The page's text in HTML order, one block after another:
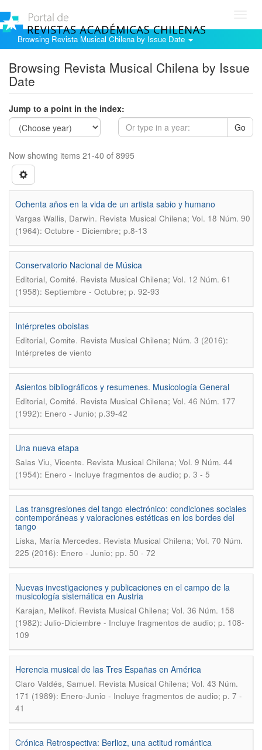
Browsing Revista Musical Chilena by Issue Date
Browsing Revista Musical Chilena by Issue
Date
Jump to a point in the index:
Go
Now showing items 21-40 of 8995
Ochenta años en la vida de un artista sabio y humano
Vargas Wallis, Darwin. Revista Musical Chilena; Vol. 18 Núm. 90
(1964): Octubre - Diciembre; p.8-13
Conservatorio Nacional de Música
Editorial, Comité. Revista Musical Chilena; Vol. 12 Núm. 61
(1958): Septiembre - Octubre; p. 92-93
Intérpretes oboistas
Editorial, Comite. Revista Musical Chilena; Núm. 3 (2016):
Intérpretes de viento
Asientos bibliográficos y resumenes. Musicología General
Editorial, Comité. Revista Musical Chilena; Vol. 46 Núm. 177
(1992): Enero - Junio; p.39-42
Una nueva etapa
Salas Viu, Vicente. Revista Musical Chilena; Vol. 9 Núm. 44
(1954): Enero - Incluye fragmentos de audio; p. 3 - 5
Las transgresiones del tango electrónico: condiciones sociales
contemporáneas y valoraciones estéticas en los bordes del
tango
Liska, María Mercedes. Revista Musical Chilena; Vol. 70 Núm.
225 (2016): Enero - Junio; pp. 50 - 72
Nuevas investigaciones y publicaciones en el campo de la
musicología sistemática en Austria
Karajan, Melikof. Revista Musical Chilena; Vol. 36 Núm. 158
(1982): Julio-Diciembre - Incluye fragmentos de audio; p. 108-
109
Herencia musical de las Tres Españas en América
Claro Valdés, Samuel. Revista Musical Chilena; Vol. 43 Núm.
171 (1989): Enero-Junio - Incluye fragmentos de audio; p. 7 -
41
Crónica Retrospectiva: Berlioz, una actitud romántica